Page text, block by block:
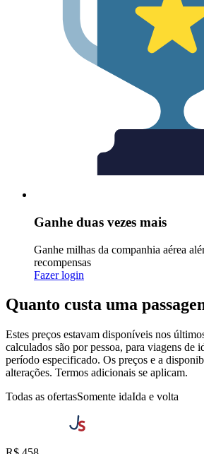
Ganhe duas vezes mais
Ganhe milhas da companhia aérea
recompensas
Fazer login
Quanto custa uma
Estes preços estavam disponíveis nos
calculados são por pessoa, para viagens de
período especificado. Os preços e a
alterações. Termos adicionais se aplicam.
Todas as ofertasSomente idaIda e volta